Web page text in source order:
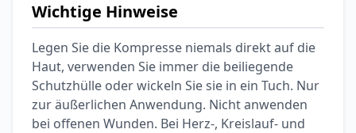
Wichtige Hinweise
Legen Sie die Kompresse niemals direkt auf die
Haut, verwenden Sie immer die beiliegende
Schutzhülle oder wickeln Sie sie in ein Tuch. Nur
zur äußerlichen Anwendung. Nicht anwenden
bei offenen Wunden. Bei Herz-, Kreislauf- und